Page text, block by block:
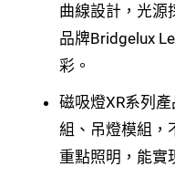
曲線設計，光源
品牌Bridgelux
彩。
磁吸燈XR系列
組、吊燈模組，
重點照明，能實